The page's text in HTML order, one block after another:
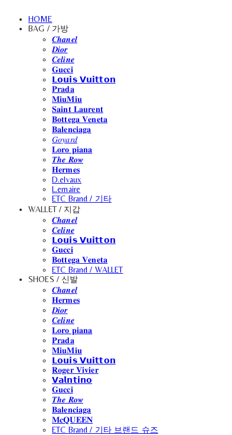
HOME
BAG / 가방
𝑪𝒉𝒂𝒏𝒆𝒍
𝑫𝒊𝒐𝒓
𝑪𝒆𝒍𝒊𝒏𝒆
𝐆𝐮𝐜𝐜𝐢
𝗟𝗼𝘂𝗶𝘀 𝗩𝘂𝗶𝘁𝘁𝗼𝗻
𝐏𝐫𝐚𝐝𝐚
𝐌𝐢𝐮𝐌𝐢𝐮
𝐒𝐚𝐢𝐧𝐭 𝐋𝐚𝐮𝐫𝐞𝐧𝐭
𝐁𝐨𝐭𝐭𝐞𝐠𝐚 𝐕𝐞𝐧𝐞𝐭𝐚
𝐁𝐚𝐥𝐞𝐧𝐜𝐢𝐚𝐠𝐚
𝐺𝑜𝑦𝑎𝑟𝑑
𝐋𝐨𝐫𝐨 𝐩𝐢𝐚𝐧𝐚
𝑻𝒉𝒆 𝑹𝒐𝒘
𝐇𝐞𝐫𝐦𝐞𝐬
D.elvaux
L.emaire
ETC Brand / 기타
WALLET / 지갑
𝑪𝒉𝒂𝒏𝒆𝒍
𝑪𝒆𝒍𝒊𝒏𝒆
𝗟𝗼𝘂𝗶𝘀 𝗩𝘂𝗶𝘁𝘁𝗼𝗻
𝐆𝐮𝐜𝐜𝐢
𝐁𝐨𝐭𝐭𝐞𝐠𝐚 𝐕𝐞𝐧𝐞𝐭𝐚
ETC Brand / WALLET
SHOES / 신발
𝑪𝒉𝒂𝒏𝒆𝒍
𝐇𝐞𝐫𝐦𝐞𝐬
𝑫𝒊𝒐𝒓
𝑪𝒆𝒍𝒊𝒏𝒆
𝐋𝐨𝐫𝐨 𝐩𝐢𝐚𝐧𝐚
𝐏𝐫𝐚𝐝𝐚
𝐌𝐢𝐮𝐌𝐢𝐮
𝗟𝗼𝘂𝗶𝘀 𝗩𝘂𝗶𝘁𝘁𝗼𝗻
𝐑𝐨𝐠𝐞𝐫 𝐕𝐢𝐯𝐢𝐞𝐫
𝗩𝗮𝗹𝗻𝘁𝗶𝗻𝗼
𝐆𝐮𝐜𝐜𝐢
𝑻𝒉𝒆 𝑹𝒐𝒘
𝐁𝐚𝐥𝐞𝐧𝐜𝐢𝐚𝐠𝐚
𝐌𝐜𝐐𝐔𝐄𝐄𝐍
ETC Brand / 기타 브랜드 슈즈